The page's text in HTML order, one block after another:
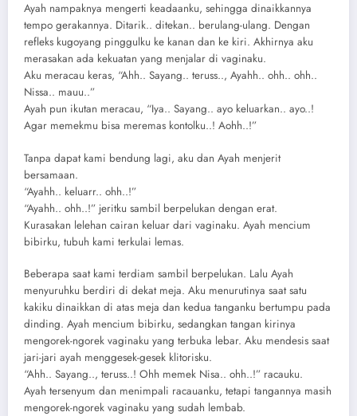
Ayah nampaknya mengerti keadaanku, sehingga dinaikkannya
tempo gerakannya. Ditarik.. ditekan.. berulang-ulang. Dengan
refleks kugoyang pinggulku ke kanan dan ke kiri. Akhirnya aku
merasakan ada kekuatan yang menjalar di vaginaku.
Aku meracau keras, “Ahh.. Sayang.. teruss.., Ayahh.. ohh.. ohh..
Nissa.. mauu..”
Ayah pun ikutan meracau, “Iya.. Sayang.. ayo keluarkan.. ayo..!
Agar memekmu bisa meremas kontolku..! Aohh..!”
Tanpa dapat kami bendung lagi, aku dan Ayah menjerit
bersamaan.
“Ayahh.. keluarr.. ohh..!”
“Ayahh.. ohh..!” jeritku sambil berpelukan dengan erat.
Kurasakan lelehan cairan keluar dari vaginaku. Ayah mencium
bibirku, tubuh kami terkulai lemas.
Beberapa saat kami terdiam sambil berpelukan. Lalu Ayah
menyuruhku berdiri di dekat meja. Aku menurutinya saat satu
kakiku dinaikkan di atas meja dan kedua tanganku bertumpu pada
dinding. Ayah mencium bibirku, sedangkan tangan kirinya
mengorek-ngorek vaginaku yang terbuka lebar. Aku mendesis saat
jari-jari ayah menggesek-gesek klitorisku.
“Ahh.. Sayang.., teruss..! Ohh memek Nisa.. ohh..!” racauku.
Ayah tersenyum dan menimpali racauanku, tetapi tangannya masih
mengorek-ngorek vaginaku yang sudah lembab.